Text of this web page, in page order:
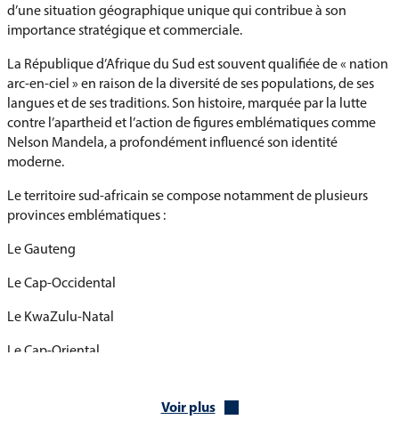
d’une situation géographique unique qui contribue à son
importance stratégique et commerciale.
La République d’Afrique du Sud est souvent qualifiée de « nation
arc-en-ciel » en raison de la diversité de ses populations, de ses
langues et de ses traditions. Son histoire, marquée par la lutte
contre l’apartheid et l’action de figures emblématiques comme
Nelson Mandela, a profondément influencé son identité
moderne.
Le territoire sud-africain se compose notamment de plusieurs
provinces emblématiques :
Le Gauteng
Le Cap-Occidental
Le KwaZulu-Natal
Le Cap-Oriental
Voir plus